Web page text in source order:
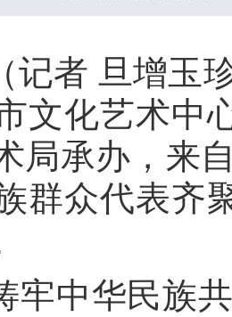
记者 旦增玉
文化艺术中
局承办，来
群众代表齐
牢中华民族